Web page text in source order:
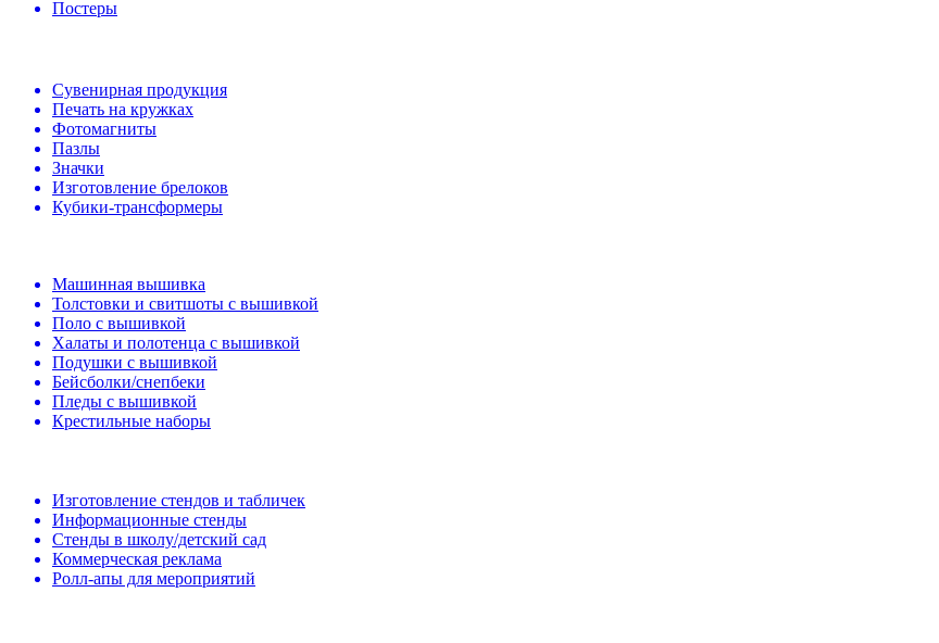
Постеры
Сувенирная продукция
Печать на кружках
Фотомагниты
Пазлы
Значки
Изготовление брелоков
Кубики-трансформеры
Машинная вышивка
Толстовки и свитшоты с вышивкой
Поло с вышивкой
Халаты и полотенца с вышивкой
Подушки с вышивкой
Бейсболки/снепбеки
Пледы с вышивкой
Крестильные наборы
Изготовление стендов и табличек
Информационные стенды
Стенды в школу/детский сад
Коммерческая реклама
Ролл-апы для мероприятий